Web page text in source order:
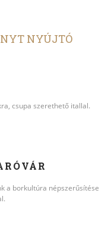
NYÚJTÓ
csupa szerethető itallal.
a borkultúra népszerűsítése